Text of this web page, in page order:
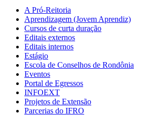
A Pró-Reitoria
Aprendizagem (Jovem Aprendiz)
Cursos de curta duração
Editais externos
Editais internos
Estágio
Escola de Conselhos de Rondônia
Eventos
Portal de Egressos
INFOEXT
Projetos de Extensão
Parcerias do IFRO